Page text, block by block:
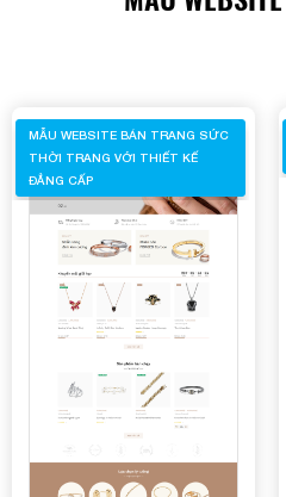
MẪU WEBSITE BÁN TRANG SỨC
THỜI TRANG VỚI THIẾT KẾ
ĐẲNG CẤP